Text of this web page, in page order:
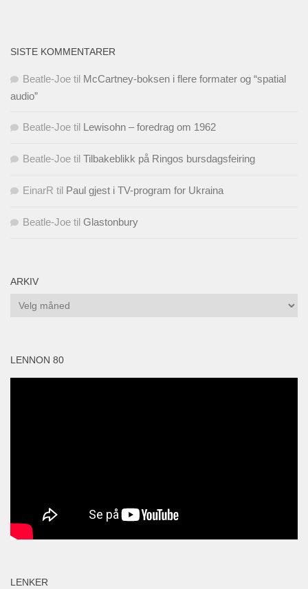
SISTE KOMMENTARER
Beatle-Joe til McCartney-boksen i flere formater og “spatial
audio”
Beatle-Joe til Lewisohn – foredrag om 1962
Beatle-Joe til Tilbakeblikk på Ringos bursdagsfeiring
EinarR til Paul gjest i TV-program for Ukraina
Beatle-Joe til Glastonbury
ARKIV
Arkiv
LENNON 80
LENKER